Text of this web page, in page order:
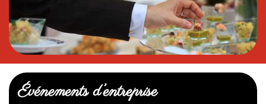
Événements d’entreprise